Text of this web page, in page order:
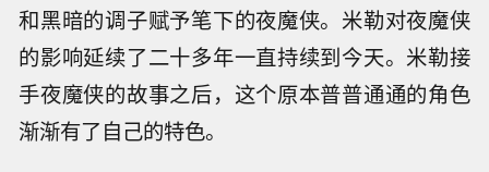
和黑暗的调子赋予笔下的夜魔侠。米勒对夜魔侠
的影响延续了二十多年一直持续到今天。米勒接
手夜魔侠的故事之后，这个原本普普通通的角色
渐渐有了自己的特色。